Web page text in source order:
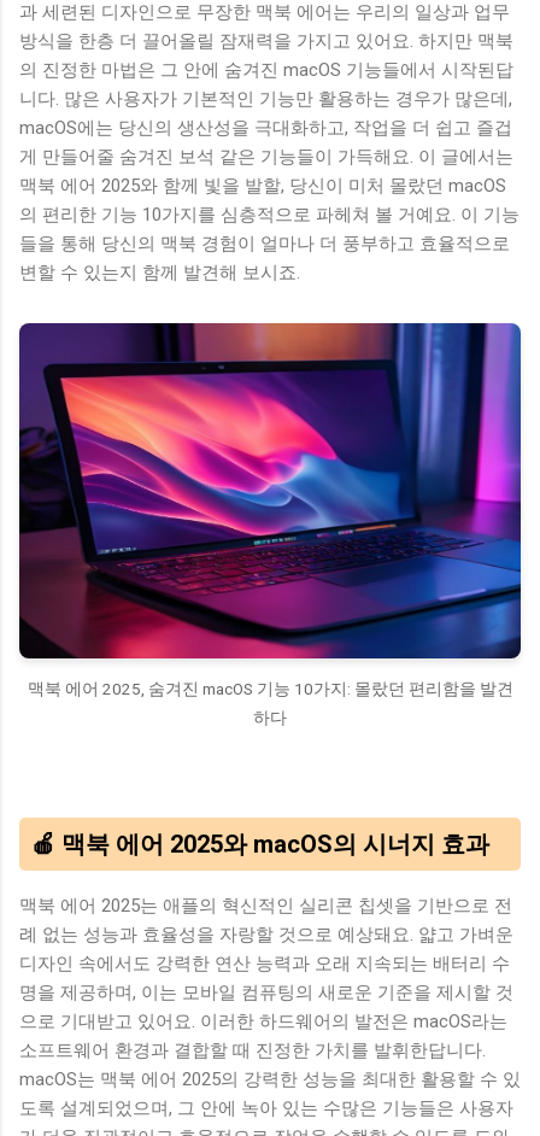
과 세련된 디자인으로 무장한 맥북 에어는 우리의 일상과 업무
방식을 한층 더 끌어올릴 잠재력을 가지고 있어요. 하지만 맥북
의 진정한 마법은 그 안에 숨겨진 macOS 기능들에서 시작된답
니다. 많은 사용자가 기본적인 기능만 활용하는 경우가 많은데,
macOS에는 당신의 생산성을 극대화하고, 작업을 더 쉽고 즐겁
게 만들어줄 숨겨진 보석 같은 기능들이 가득해요. 이 글에서는
맥북 에어 2025와 함께 빛을 발할, 당신이 미처 몰랐던 macOS
의 편리한 기능 10가지를 심층적으로 파헤쳐 볼 거예요. 이 기능
들을 통해 당신의 맥북 경험이 얼마나 더 풍부하고 효율적으로
변할 수 있는지 함께 발견해 보시죠.
맥북 에어 2025, 숨겨진 macOS 기능 10가지: 몰랐던 편리함을 발견
하다
🍎 맥북 에어 2025와 macOS의 시너지 효과
맥북 에어 2025는 애플의 혁신적인 실리콘 칩셋을 기반으로 전
례 없는 성능과 효율성을 자랑할 것으로 예상돼요. 얇고 가벼운
디자인 속에서도 강력한 연산 능력과 오래 지속되는 배터리 수
명을 제공하며, 이는 모바일 컴퓨팅의 새로운 기준을 제시할 것
으로 기대받고 있어요. 이러한 하드웨어의 발전은 macOS라는
소프트웨어 환경과 결합할 때 진정한 가치를 발휘한답니다.
macOS는 맥북 에어 2025의 강력한 성능을 최대한 활용할 수 있
도록 설계되었으며, 그 안에 녹아 있는 수많은 기능들은 사용자